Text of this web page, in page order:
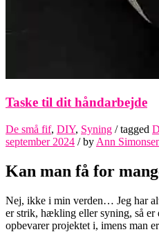
Taske til dit håndarbejde
De små fif, DIY, Syning / tagged
september 2024 /by Ann
Kan man få for
Nej, ikke i min verden… Jeg har
er strik, hækling eller syning, så er
opbevarer projektet i, imens man